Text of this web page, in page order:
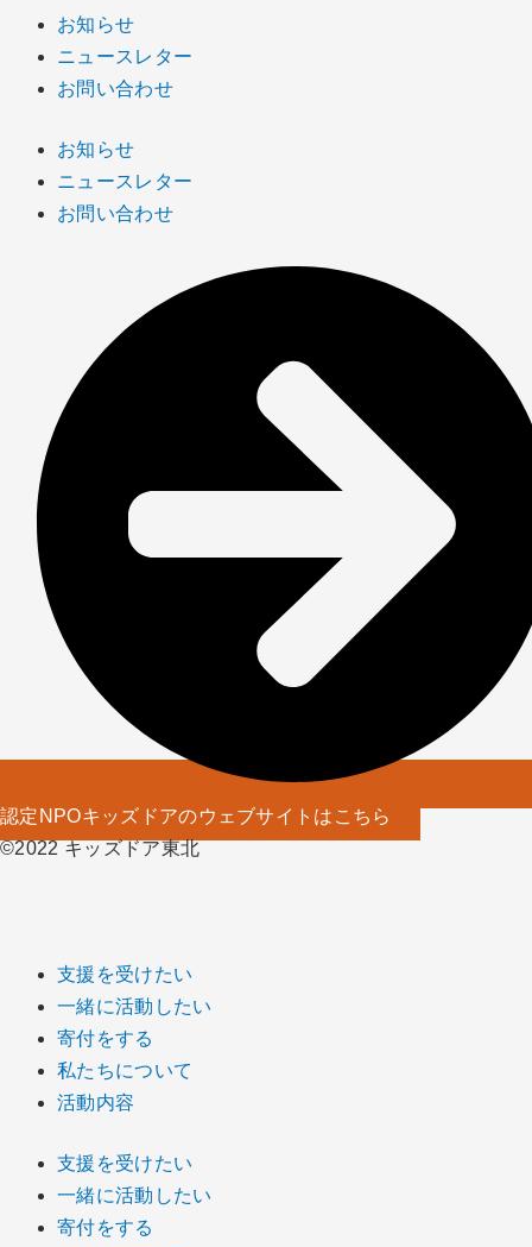
お知らせ
ニュースレター
お問い合わせ
お知らせ
ニュースレター
お問い合わせ
認定NPOキッズドアのウェブサイトはこちら
©️2022 キッズドア東北
支援を受けたい
一緒に活動したい
寄付をする
私たちについて
活動内容
支援を受けたい
一緒に活動したい
寄付をする